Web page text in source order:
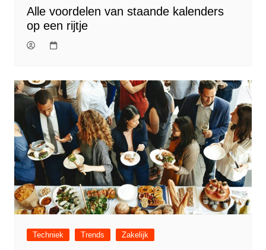
Alle voordelen van staande kalenders
op een rijtje
Techniek Trends Zakelijk